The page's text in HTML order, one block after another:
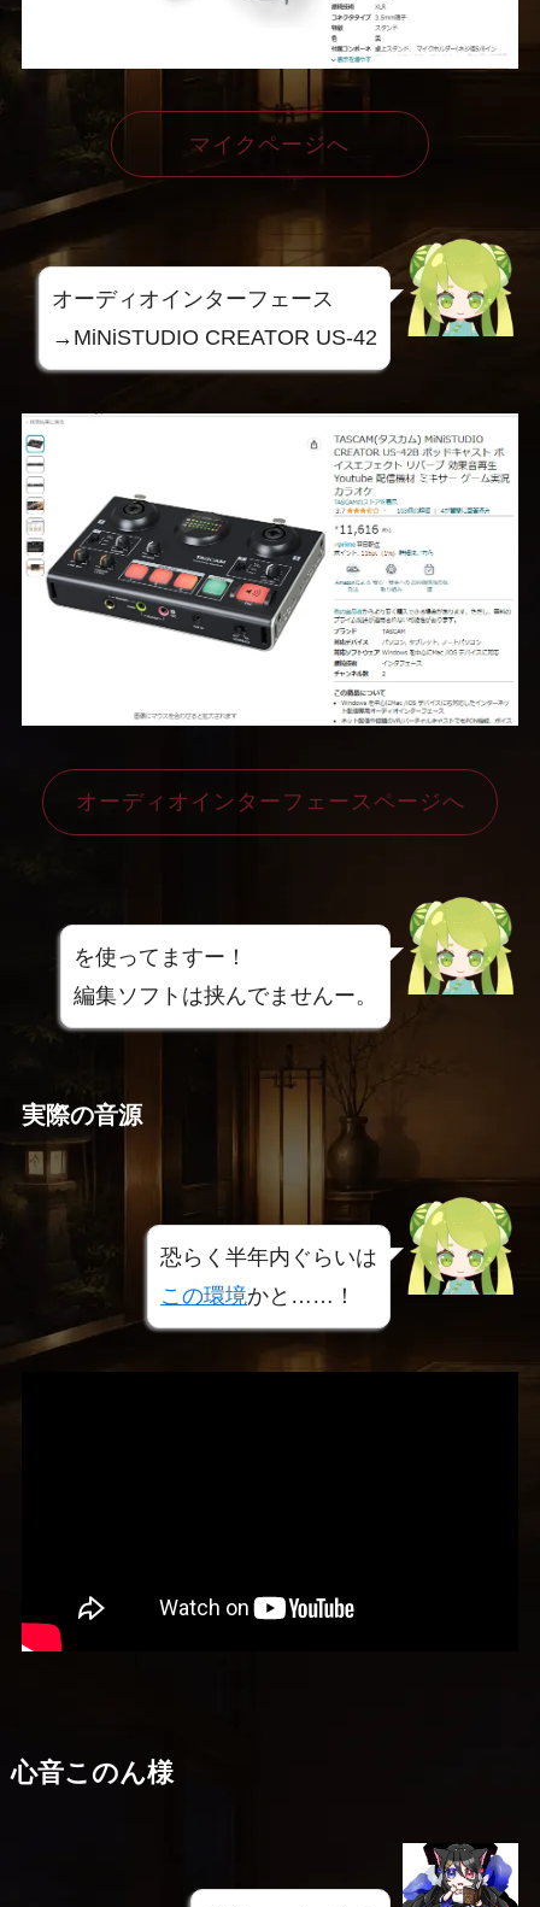
マイクページへ
オーディオインターフェース
→MiNiSTUDIO CREATOR US-42
オーディオインターフェースページへ
を使ってますー！
編集ソフトは挟んでませんー。
実際の音源
恐らく半年内ぐらいは
この環境かと……！
心音このん様